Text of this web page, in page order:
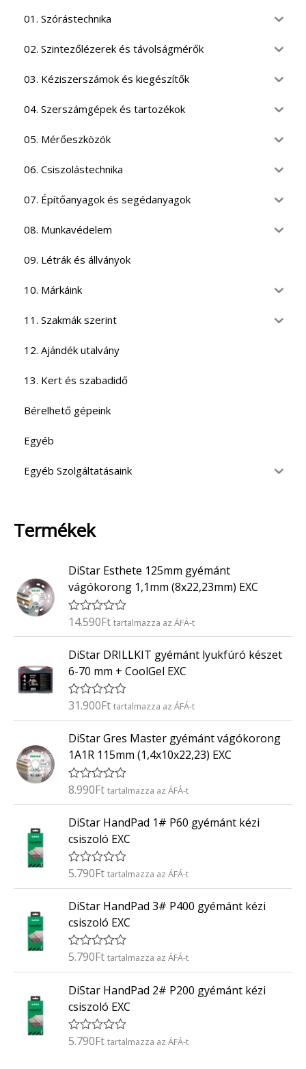
01. Szórástechnika
02. Szintezőlézerek és távolságmérők
03. Kéziszerszámok és kiegészítők
04. Szerszámgépek és tartozékok
05. Mérőeszközök
06. Csiszolástechnika
07. Építőanyagok és segédanyagok
08. Munkavédelem
09. Létrák és állványok
10. Márkáink
11. Szakmák szerint
12. Ajándék utalvány
13. Kert és szabadidő
Bérelhető gépeink
Egyéb
Egyéb Szolgáltatásaink
Termékek
DiStar Esthete 125mm gyémánt
vágókorong 1,1mm (8x22,23mm) EXC
É
é
k
e
l
s
:
/
5
14.590Ft tartalmazza az ÁFÁ-t
DiStar DRILLKIT gyémánt lyukfúró készet
6-70 mm + CoolGel EXC
É
é
k
e
l
é
s
:
/
5
31.900Ft tartalmazza az ÁFÁ-t
DiStar Gres Master gyémánt vágókorong
1A1R 115mm (1,4x10x22,23) EXC
É
é
e
l
é
s
:
/
5
8.990Ft tartalmazza az ÁFÁ-t
DiStar HandPad 1# P60 gyémánt kézi
csiszoló EXC
É
é
e
l
s
:
/
5
5.790Ft tartalmazza az ÁFÁ-t
DiStar HandPad 3# P400 gyémánt kézi
csiszoló EXC
É
é
e
l
é
s
5.790Ft tartalmazza az ÁFÁ-t
DiStar HandPad 2# P200 gyémánt kézi
csiszoló EXC
É
5.790Ft tartalmazza az ÁFÁ-t